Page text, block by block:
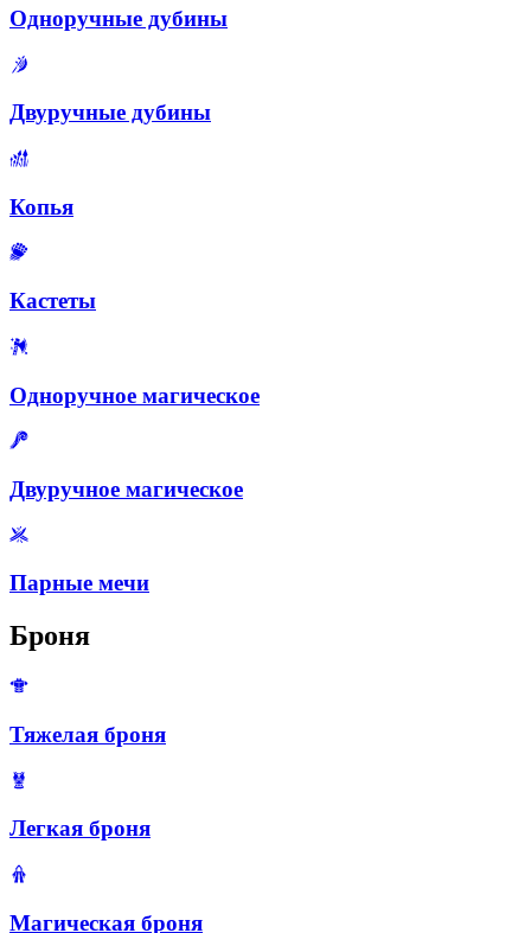
Одноручные дубины
Двуручные дубины
Копья
Кастеты
Одноручное магическое
Двуручное магическое
Парные мечи
Броня
Тяжелая броня
Легкая броня
Магическая броня